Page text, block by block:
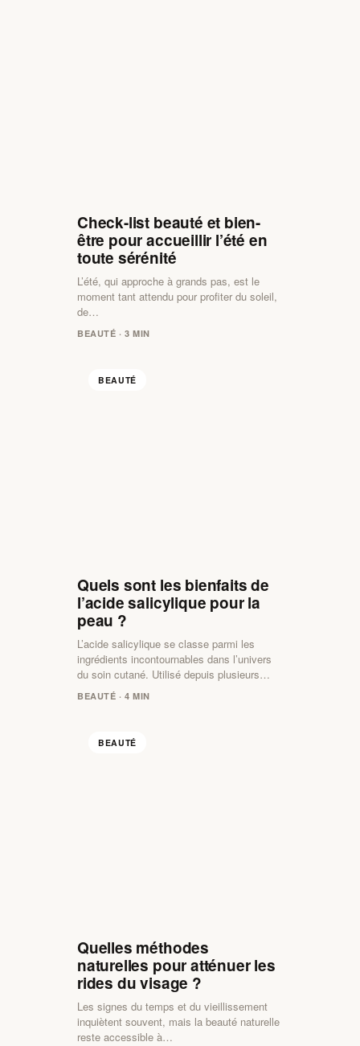
Check-list beauté et bien-
être pour accueillir l’été en
toute sérénité
L’été, qui approche à grands pas, est le
moment tant attendu pour profiter du soleil,
de…
BEAUTÉ · 3 MIN
BEAUTÉ
Quels sont les bienfaits de
l’acide salicylique pour la
peau ?
L’acide salicylique se classe parmi les
ingrédients incontournables dans l’univers
du soin cutané. Utilisé depuis plusieurs…
BEAUTÉ · 4 MIN
BEAUTÉ
Quelles méthodes
naturelles pour atténuer les
rides du visage ?
Les signes du temps et du vieillissement
inquiètent souvent, mais la beauté naturelle
reste accessible à…